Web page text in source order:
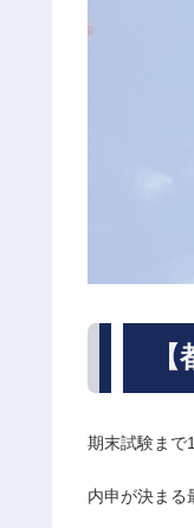
期末試験まで
内申が決まる